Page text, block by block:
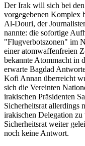
Der Irak will sich bei
vorgegebenen Komplex
Al-Douri, der
nannte: die sofortige
"Flugverbotszonen" im
einer atomwaffenfreien
bekannte Atommacht in
erwarte Bagdad
Kofi Annan überreicht
sich die Vereinten
irakischen Präsidenten
Sicherheitsrat allerdings
irakischen Delegation zu
Sicherheitsrat weiter
noch keine Antwort.